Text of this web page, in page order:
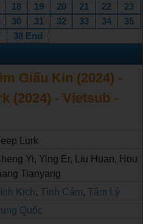
18 19 20 21 22
23
30 31 32 33 34
35
38 End
Giấu Kín (2024) -
(2024) - Vietsub -
Lurk
Yi, Ying Er, Liu Huan, Hou
Tianyang
Kịch, Tình Cảm, Tâm Lý
Quốc